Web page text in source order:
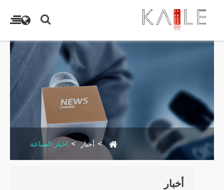
أخبار اخبار الصناعة
أخبار